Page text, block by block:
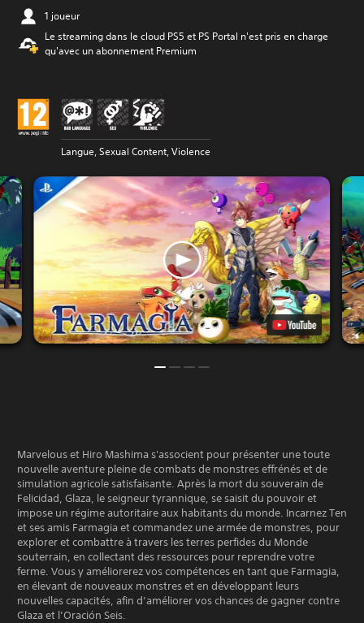
1 joueur
Le streaming dans le cloud PS5 et PS Portal n'est pris en charge
qu'avec un abonnement Premium
Langue, Sexual Content, Violence
Marvelous et Hiro Mashima s'associent pour présenter une toute
nouvelle aventure pleine de combats de monstres effrénés et de
simulation agricole satisfaisante. Après la mort du souverain de
Felicidad, Glaza, le seigneur tyrannique, se saisit du pouvoir et
impose un régime autoritaire aux habitants du monde. Incarnez Ten
et ses amis Farmagia et commandez une armée de monstres, pour
explorer et combattre à travers les terres perfides du Monde
souterrain, en collectant des ressources pour reprendre votre
ferme. Vous y améliorerez vos compétences en tant que Farmagia,
en élevant de nouveaux monstres et en développant leurs
nouvelles capacités, afin d’améliorer vos chances de gagner contre
Glaza et l’Oración Seis.